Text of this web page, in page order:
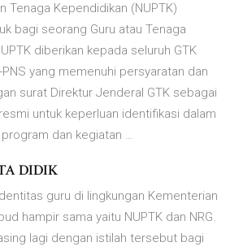
Tenaga Kependidikan (NUPTK)
bagi seorang Guru atau Tenaga
diberikan kepada seluruh GTK
yang memenuhi persyaratan dan
surat Direktur Jenderal GTK sebagai
untuk keperluan identifikasi dalam
dan kegiatan …
DIDIK
guru di lingkungan Kementerian
hampir sama yaitu NUPTK dan NRG.
lagi dengan istilah tersebut bagi